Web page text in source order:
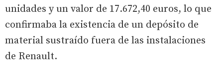
unidades y un valor de 17.672,40 euros, lo que
confirmaba la existencia de un depósito de
material sustraído fuera de las instalaciones
de Renault.